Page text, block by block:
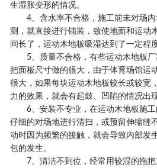
生湿胀变形的情况。
4、含水率不合格，施工前未对场内
测，就直接进行铺装，致使地面和运动
间长了，运动木地板吸湿达到了一定程
5、质量不合格，有些运动木地板厂
把面板尺寸做的很大，由于体育场馆运
很大，如果每块运动木地板较长或较宽
力的效果，就会有起鼓、凹陷的情况出现
6、安装不专业，在运动木地板施工
仔细的对场地进行清扫，或预留伸缩缝
动时因为频繁的接触，就会导致内部发
包的发生。
7、清洁不到位，经常用较湿的拖把